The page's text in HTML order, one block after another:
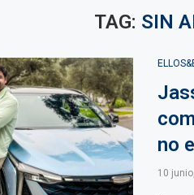
TAG: SIN
no
10